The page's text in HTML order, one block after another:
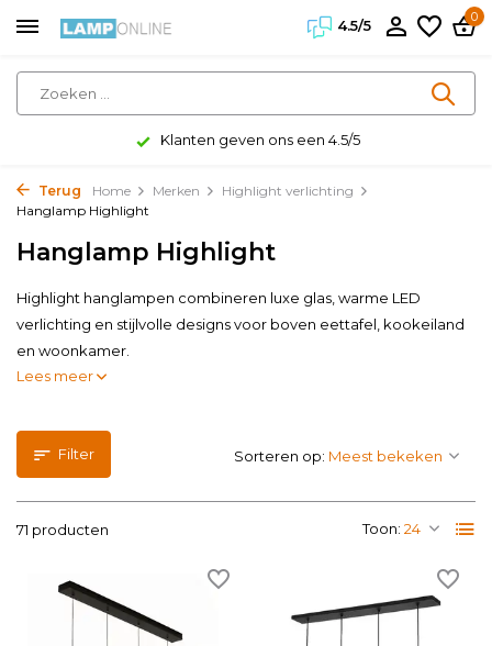
4.5/5
0
Klanten geven ons een 4.5/5
Terug Home Merken
Highlight verlichting
Hanglamp Highlight
Hanglamp Highlight
Highlight hanglampen combineren luxe glas, warme LED
verlichting en stijlvolle designs voor boven eettafel, kookeiland
en woonkamer.
Lees meer
Filter
71 producten Toon:
Sorteren op: